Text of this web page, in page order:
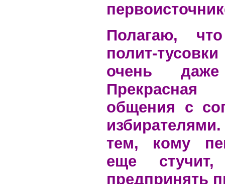
Полагаю,
полит-
очень даже
общения с
тем, кому
еще
предпринять